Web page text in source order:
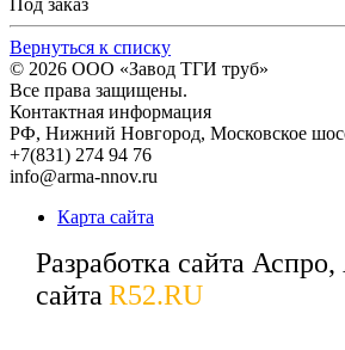
Под заказ
Вернуться к списку
© 2026 ООО «Завод ТГИ труб»
Все права защищены.
Контактная информация
РФ, Нижний Новгород, Московское
+7(831) 274 94 76
info@arma-nnov.ru
Карта сайта
Разработка сайта
сайта R52.RU